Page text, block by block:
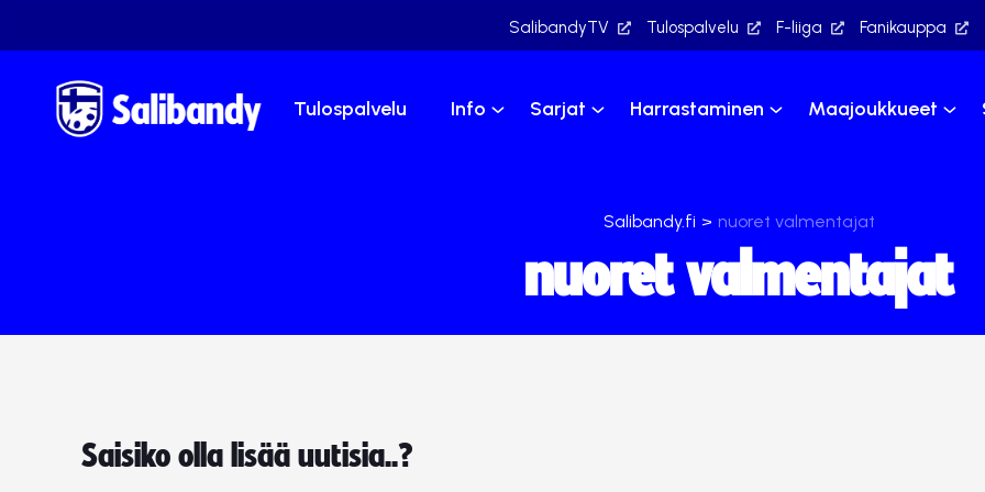
SalibandyTV Tulospalvelu F-liiga Fanikauppa
Tulospalvelu Info Sarjat Harrastaminen Maajoukkueet
Salibandy.fi > nuoret valmentajat
nuoret valmentajat
Saisiko olla lisää uutisia..?